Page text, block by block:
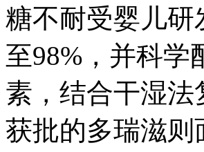
糖不耐受婴儿
至98%，并科
素，结合干湿
获批的多瑞滋则